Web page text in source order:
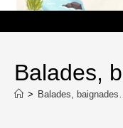
Balades,
> Balades, baignades…